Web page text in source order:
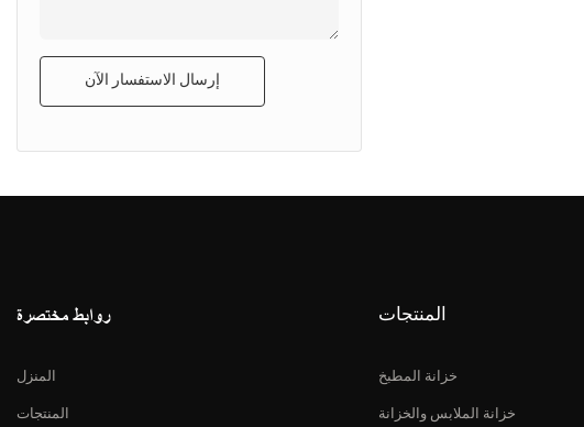
إرسال الاستفسار الآن
روابط مختصرة
المنزل
المنتجات
المنتجات
خزانة المطبخ
خزانة الملابس والخزانة